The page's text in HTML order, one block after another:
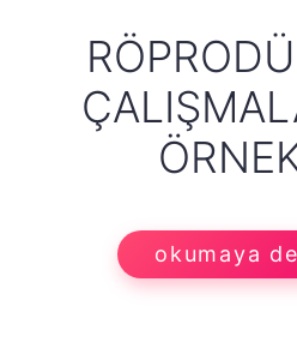
okumaya